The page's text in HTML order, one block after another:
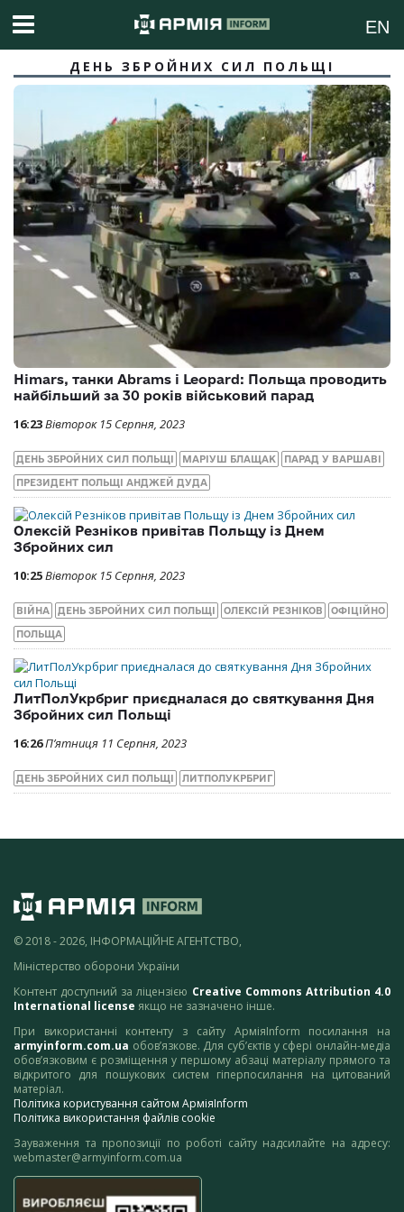
EN
ДЕНЬ ЗБРОЙНИХ СИЛ ПОЛЬЩІ
Himars, танки Abrams і Leopard: Польща проводить
найбільший за 30 років військовий парад
16:23Вівторок 15 Серпня, 2023
ДЕНЬ ЗБРОЙНИХ СИЛ ПОЛЬЩІ МАРІУШ БЛАЩАК ПАРАД У ВАРШАВІ
ПРЕЗИДЕНТ ПОЛЬЩІ АНДЖЕЙ ДУДА
Олексій Резніков привітав Польщу із Днем
Збройних сил
10:25Вівторок 15 Серпня, 2023
ВІЙНА ДЕНЬ ЗБРОЙНИХ СИЛ ПОЛЬЩІ ОЛЕКСІЙ РЕЗНІКОВ ОФІЦІЙНО
ПОЛЬЩА
ЛитПолУкрбриг приєдналася до святкування Дня
Збройних сил Польщі
16:26П’ятниця 11 Серпня, 2023
ДЕНЬ ЗБРОЙНИХ СИЛ ПОЛЬЩІ ЛИТПОЛУКРБРИГ
© 2018 - 2026, ІНФОРМАЦІЙНЕ АГЕНТСТВО,
Міністерство оборони України
Контент доступний за ліцензією Creative Commons Attribution 4.0
International license якщо не зазначено інше.
При використанні контенту з сайту АрміяInform посилання на
armyinform.com.ua обов’язкове. Для суб’єктів у сфері онлайн-медіа
обов’язковим є розміщення у першому абзаці матеріалу прямого та
відкритого для пошукових систем гіперпосилання на цитований
матеріал.
Політика користування сайтом АрміяInform
Політика використання файлів cookie
Зауваження та пропозиції по роботі сайту надсилайте на адресу:
webmaster@armyinform.com.ua